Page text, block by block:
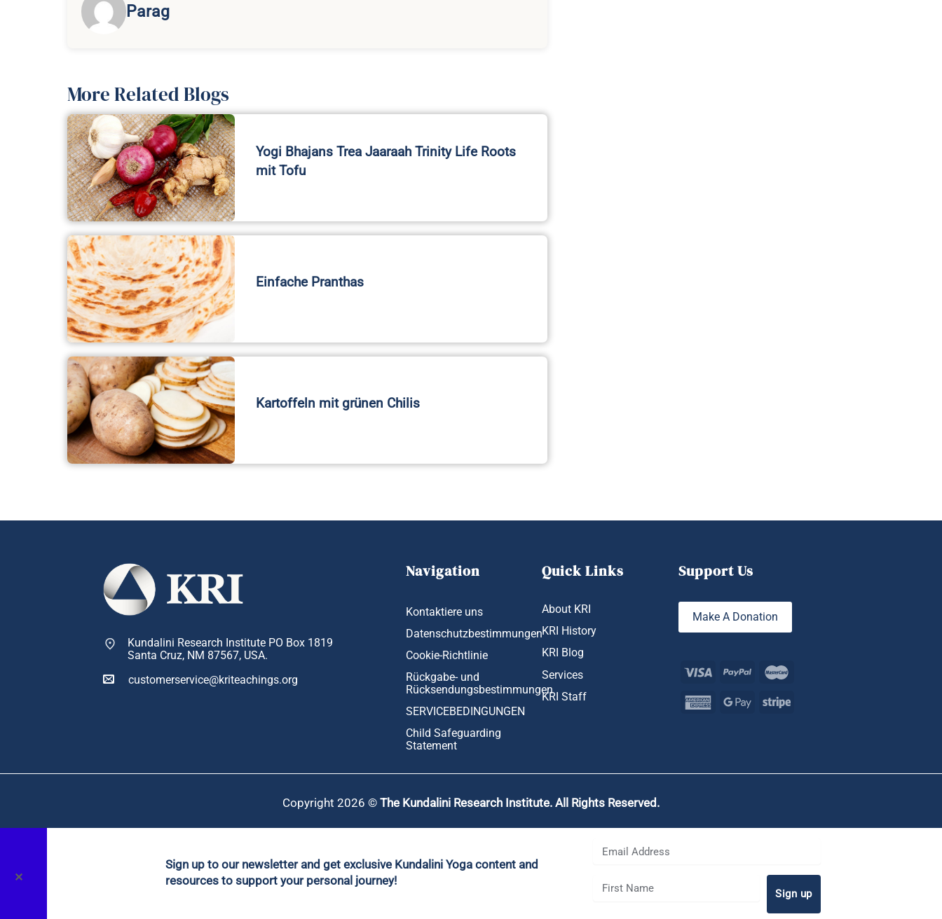
Parag
More Related Blogs
Yogi Bhajans Trea Jaaraah Trinity Life Roots
mit Tofu
Einfache Pranthas
Kartoffeln mit grünen Chilis
Kundalini Research Institute PO Box 1819
Santa Cruz, NM 87567, USA.
customerservice@kriteachings.org
Navigation
Kontaktiere uns
Datenschutzbestimmungen
Cookie-Richtlinie
Rückgabe- und
Rücksendungsbestimmungen
SERVICEBEDINGUNGEN
Child Safeguarding
Statement
Quick Links
About KRI
KRI History
KRI Blog
Services
KRI Staff
Support Us
Make A Donation
Copyright 2026 © The Kundalini Research Institute. All Rights Reserved.
✕
Sign up to our newsletter and get exclusive Kundalini Yoga content and
resources to support your personal journey!
Sign up